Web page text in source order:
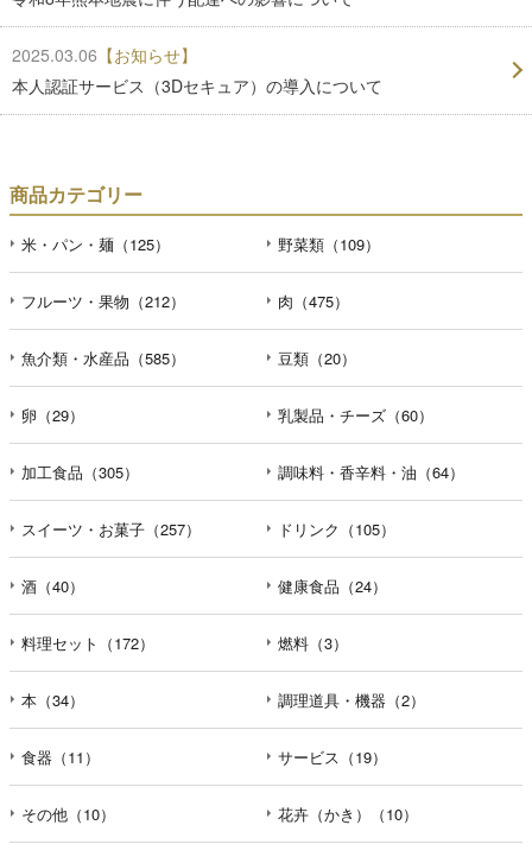
2025.03.06 【お知らせ】
本人認証サービス（3Dセキュア）の導入について
商品カテゴリー
米・パン・麺（125） 野菜類（109）
フルーツ・果物（212） 肉（475）
魚介類・水産品（585） 豆類（20）
卵（29） 乳製品・チーズ（60）
加工食品（305） 調味料・香辛料・油（64）
スイーツ・お菓子（257） ドリンク（105）
酒（40） 健康食品（24）
料理セット（172） 燃料（3）
本（34） 調理道具・機器（2）
食器（11） サービス（19）
その他（10） 花卉（かき）（10）